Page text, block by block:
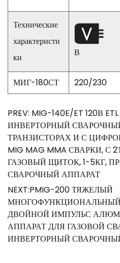
Технические
характеристи
ки
В
МИГ-180СТ 220/230
PREV: MIG-140E/ET 120В
ИНВЕРТОРНЫЙ
ТРАНЗИСТОРАХ И С
MIG MAG MMA СВАРКИ, С
ГАЗОВЫЙ ЩИТОК, 1-5КГ,
СВАРОЧНЫЙ АППАРАТ
NEXT:PMIG-200 ТЯЖЕЛЫЙ
ДВОЙНОЙ ИМПУЛЬС
АППАРАТ ДЛЯ ГАЗОВОЙ
ИНВЕРТОРНЫЙ